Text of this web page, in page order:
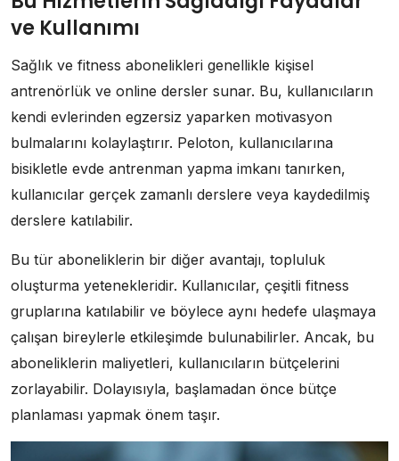
ve Kullanımı
Sağlık ve fitness abonelikleri genellikle kişisel
antrenörlük ve online dersler sunar. Bu, kullanıcıların
kendi evlerinden egzersiz yaparken motivasyon
bulmalarını kolaylaştırır. Peloton, kullanıcılarına
bisikletle evde antrenman yapma imkanı tanırken,
kullanıcılar gerçek zamanlı derslere veya kaydedilmiş
derslere katılabilir.
Bu tür aboneliklerin bir diğer avantajı, topluluk
oluşturma yetenekleridir. Kullanıcılar, çeşitli fitness
gruplarına katılabilir ve böylece aynı hedefe ulaşmaya
çalışan bireylerle etkileşimde bulunabilirler. Ancak, bu
aboneliklerin maliyetleri, kullanıcıların bütçelerini
zorlayabilir. Dolayısıyla, başlamadan önce bütçe
planlaması yapmak önem taşır.